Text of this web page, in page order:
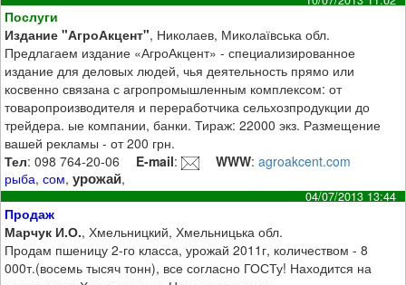
Послуги
Издание "АгроАкцент", Николаев, Миколаївська обл.
Предлагаем издание «АгроАкцент» - специализированное
издание для деловых людей, чья деятельность прямо или
косвенно связана с агропромышленным комплексом: от
товаропроизводителя и переработчика сельхозпродукции до
трейдера. ые компании, банки. Тираж: 22000 экз. Размещение
вашей рекламы - от 200 грн.
Тел: 098 764-20-06 E-mail: WWW:agroakcent.com
рыба,сом,урожай,
04/07/2013 13:44
Продаж
Марчук И.О., Хмельницкий, Хмельницька обл.
Продам пшеницу 2-го класса, урожай 2011г, количеством - 8
000т.(восемь тысяч тонн), все согласно ГОСТу! Находится на